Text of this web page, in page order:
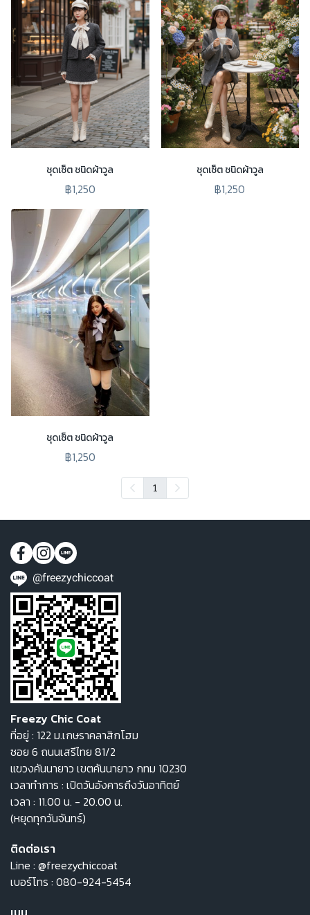
ชุดเซ็ต ชนิดผ้าวูล
฿1,250
ชุดเซ็ต ชนิดผ้าวูล
฿1,250
ชุดเซ็ต ชนิดผ้าวูล
฿1,250
1
@freezychiccoat
Freezy Chic Coat
ที่อยู่ : 122 ม.เกษราคลาสิกโฮม
ซอย 6 ถนนเสรีไทย 81/2
แขวงคันนายาว เขตคันนายาว กทม 10230
เวลาทำการ : เปิดวันอังคารถึงวันอาทิตย์
เวลา : 11.00 น. - 20.00 น.
(หยุดทุกวันจันทร์)
ติดต่อเรา
Line : @freezychiccoat
เบอร์โทร : 080-924-5454